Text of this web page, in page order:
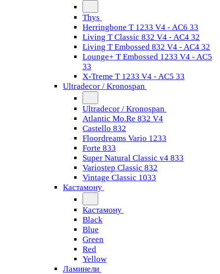
Thys
Herringbone T 1233 V4 - AC6 33
Living T Classic 832 V4 - AC4 32
Living T Embossed 832 V4 - AC4 32
Lounge+ T Embossed 1233 V4 - AC5
33
X-Treme T 1233 V4 - AC5 33
Ultradecor / Kronospan
Ultradecor / Kronospan
Atlantic Mo.Re 832 V4
Castello 832
Floordreams Vario 1233
Forte 833
Super Natural Classic v4 833
Variostep Classic 832
Vintage Classic 1033
Кастамону
Кастамону
Black
Blue
Green
Red
Yellow
Ламинели